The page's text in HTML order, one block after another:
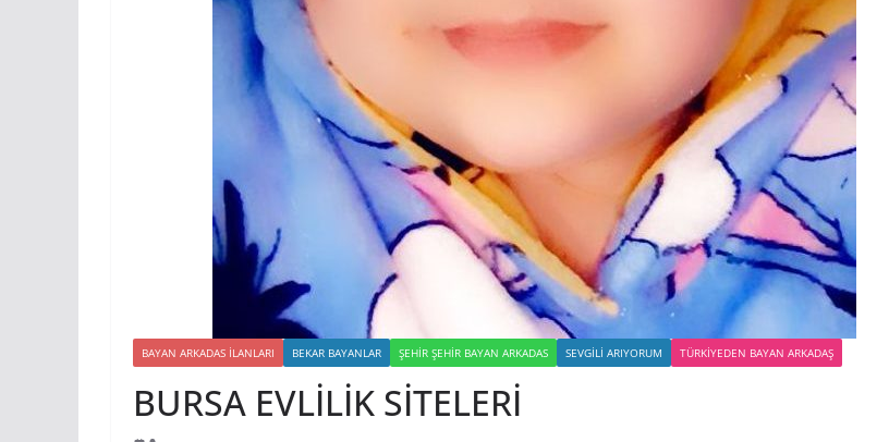
BAYAN ARKADAS ILANLARI BEKAR BAYANLAR ŞEHIR ŞEHIR BAYAN ARKADAS SEVGILI ARIYORUM TÜRKIYEDEN BAYAN ARKADAŞ
BURSA EVLİLİK SİTELERİ